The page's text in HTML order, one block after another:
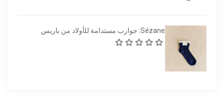
Sézane: جوارب مستدامة للأولاد من باريس